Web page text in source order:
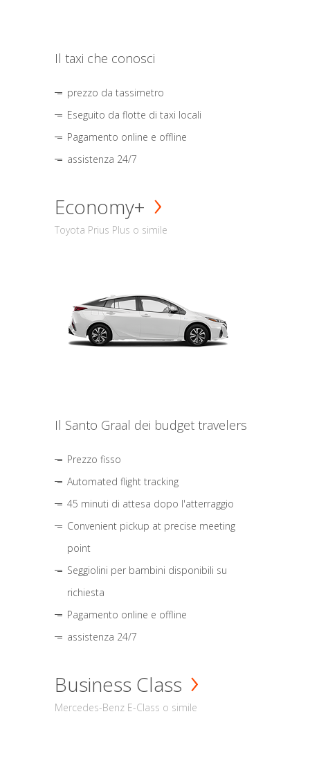
Il taxi che conosci
prezzo da tassimetro
Eseguito da flotte di taxi locali
Pagamento online e offline
assistenza 24/7
Economy+
Toyota Prius Plus o simile
Il Santo Graal dei budget travelers
Prezzo fisso
Automated flight tracking
45 minuti di attesa dopo l'atterraggio
Convenient pickup at precise meeting
point
Seggiolini per bambini disponibili su
richiesta
Pagamento online e offline
assistenza 24/7
Business Class
Mercedes-Benz E-Class o simile